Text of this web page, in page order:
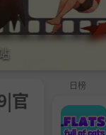
官
日榜